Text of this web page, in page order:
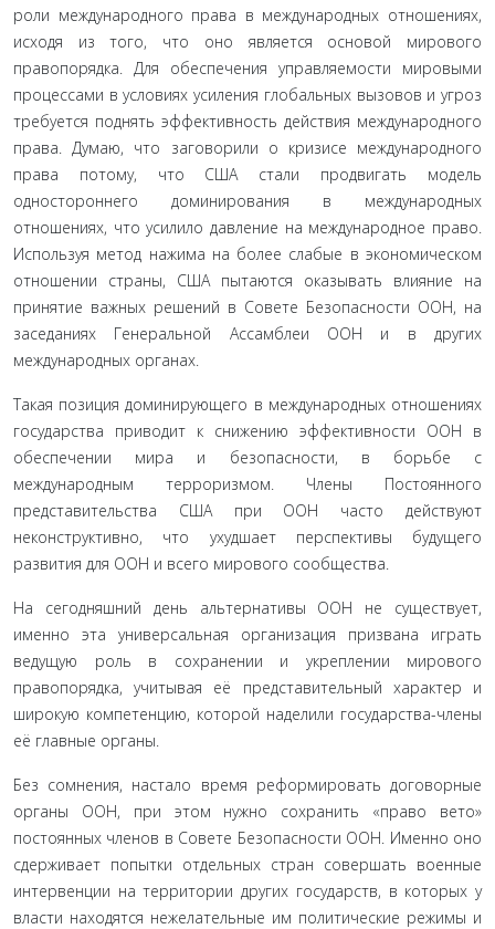
роли международного права в международных отношениях,
исходя из того, что оно является основой мирового
правопорядка. Для обеспечения управляемости мировыми
процессами в условиях усиления глобальных вызовов и угроз
требуется поднять эффективность действия международного
права. Думаю, что заговорили о кризисе международного
права потому, что США стали продвигать модель
одностороннего доминирования в международных
отношениях, что усилило давление на международное право.
Используя метод нажима на более слабые в экономическом
отношении страны, США пытаются оказывать влияние на
принятие важных решений в Совете Безопасности ООН, на
заседаниях Генеральной Ассамблеи ООН и в других
международных органах.
Такая позиция доминирующего в международных отношениях
государства приводит к снижению эффективности ООН в
обеспечении мира и безопасности, в борьбе с
международным терроризмом. Члены Постоянного
представительства США при ООН часто действуют
неконструктивно, что ухудшает перспективы будущего
развития для ООН и всего мирового сообщества.
На сегодняшний день альтернативы ООН не существует,
именно эта универсальная организация призвана играть
ведущую роль в сохранении и укреплении мирового
правопорядка, учитывая её представительный характер и
широкую компетенцию, которой наделили государства-члены
её главные органы.
Без сомнения, настало время реформировать договорные
органы ООН, при этом нужно сохранить «право вето»
постоянных членов в Совете Безопасности ООН. Именно оно
сдерживает попытки отдельных стран совершать военные
интервенции на территории других государств, в которых у
власти находятся нежелательные им политические режимы и